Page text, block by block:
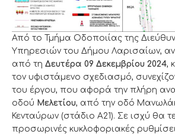
Από το Τμήμα Οδοποιίας της
Υπηρεσιών του Δήμου Λαρισαίων,
από τη Δευτέρα 09 Δεκεμβρίου 2024,
τον υφιστάμενο σχεδιασμό,
του έργου, που αφορά την πλήρη
οδού Μελετίου, από την οδό
Κενταύρων (στάδιο Α21). Σε ισχύ θα
προσωρινές κυκλοφοριακές